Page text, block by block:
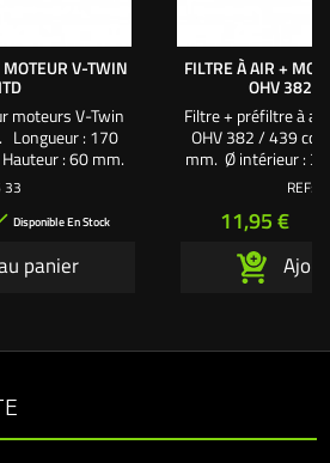
V-TWIN
moteurs V-Twin
Longueur : 170
: 60 mm.
33
Disponible En Stock
panier
FILTRE À AIR +
OHV 382 /
Filtre + préfiltre à
OHV 382 / 439 cc
mm. Ø intérieur :
REF:
Prix
11,95 €